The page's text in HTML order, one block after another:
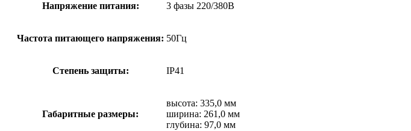
Напряжение питания: 3 фазы 220/380В
Частота питающего напряжения: 50Гц
Степень защиты: IP41
Габаритные размеры:
высота: 335,0 мм
ширина: 261,0 мм
глубина: 97,0 мм